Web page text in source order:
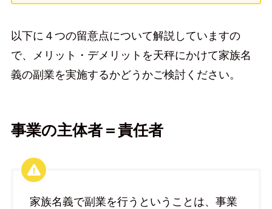
以下に４つの留意点について解説していますの
で、メリット・デメリットを天秤にかけて家族名
義の副業を実施するかどうかご検討ください。
事業の主体者＝責任者
家族名義で副業を行うということは、事業